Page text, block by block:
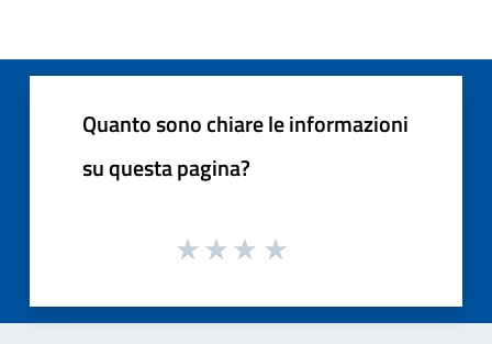
Quanto sono chiare le informazioni
su questa pagina?